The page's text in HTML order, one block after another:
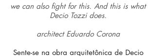
we can also fight for this. And this is what
Decio Tozzi does.
architect Eduardo Corona
Sente-se na obra arquitetônica de Decio